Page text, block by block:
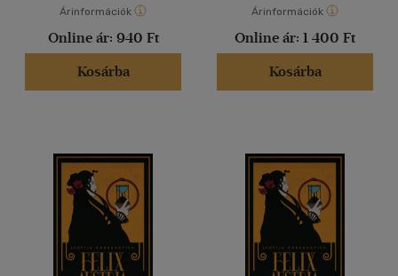
Árinformációk
Online ár: 940 Ft
Kosárba
Árinformációk
Online ár: 1 400 Ft
Kosárba